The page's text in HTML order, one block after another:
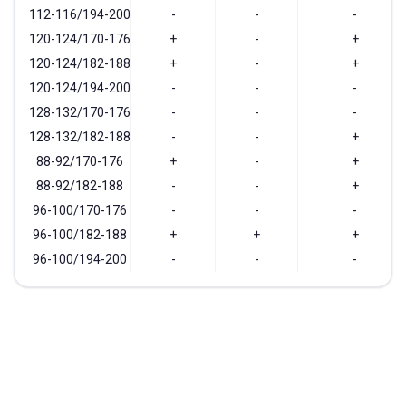
112-116/194-200 - -
-
120-124/170-176
+ -
+
120-124/182-188
+ -
+
120-124/194-200
- -
-
128-132/170-176
- -
-
128-132/182-188
- -
+
88-92/170-176
+ -
+
88-92/182-188
- -
+
96-100/170-176
- -
-
96-100/182-188
+ +
+
96-100/194-200
- - -